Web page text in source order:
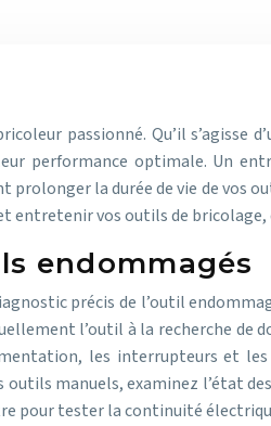
passionné. Qu’il s’agisse
performance optimale. Un
prolonger la durée de vie de vos
vos outils de bricolage,
endommagés
précis de l’outil
l’outil à la recherche de
les interrupteurs et
manuels, examinez l’état
pour tester la continuité